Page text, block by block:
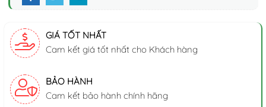
GIÁ TỐT NHẤT
Cam kết giá tốt nhất cho Khách hàng
BẢO HÀNH
Cam kết bảo hành chính hãng